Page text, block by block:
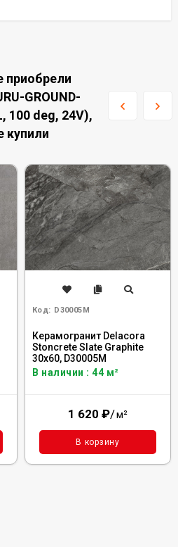
приобрели
GROUND-
100 deg, 24V),
купили
Код: D30005M
Керамогранит Delacora
Stoncrete Slate Graphite
30x60, D30005M
В наличии : 44 м²
1 620 ₽/м²
В корзину